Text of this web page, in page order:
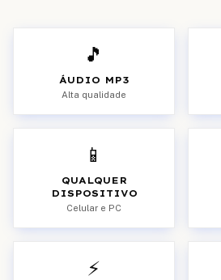
🎵
ÁUDIO MP3
Alta qualidade
📱
QUALQUER
DISPOSITIVO
Celular e PC
⚡